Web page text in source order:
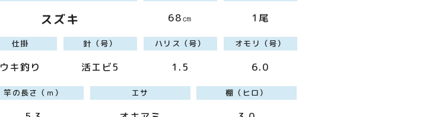
スズキ 68㎝ 1尾
仕掛
ウキ釣り
針（号）
活エビ5
ハリス（号）
1.5
オモリ（号）
6.0
竿の長さ（ｍ） エサ 棚（ヒロ）